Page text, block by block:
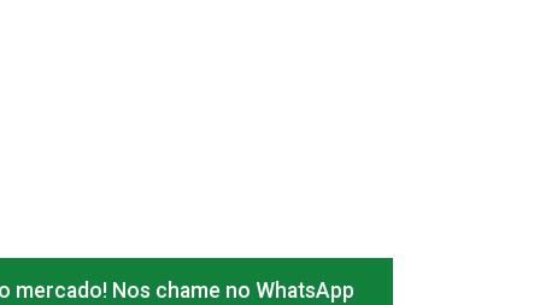
mercado! Nos chame no WhatsApp